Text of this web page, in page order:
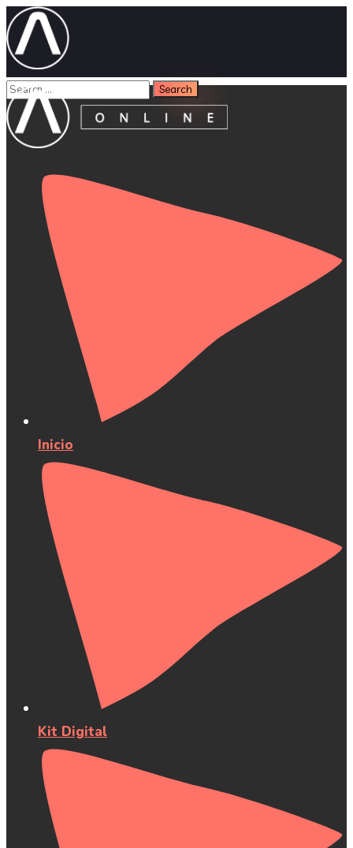
Inicio
Kit Digital